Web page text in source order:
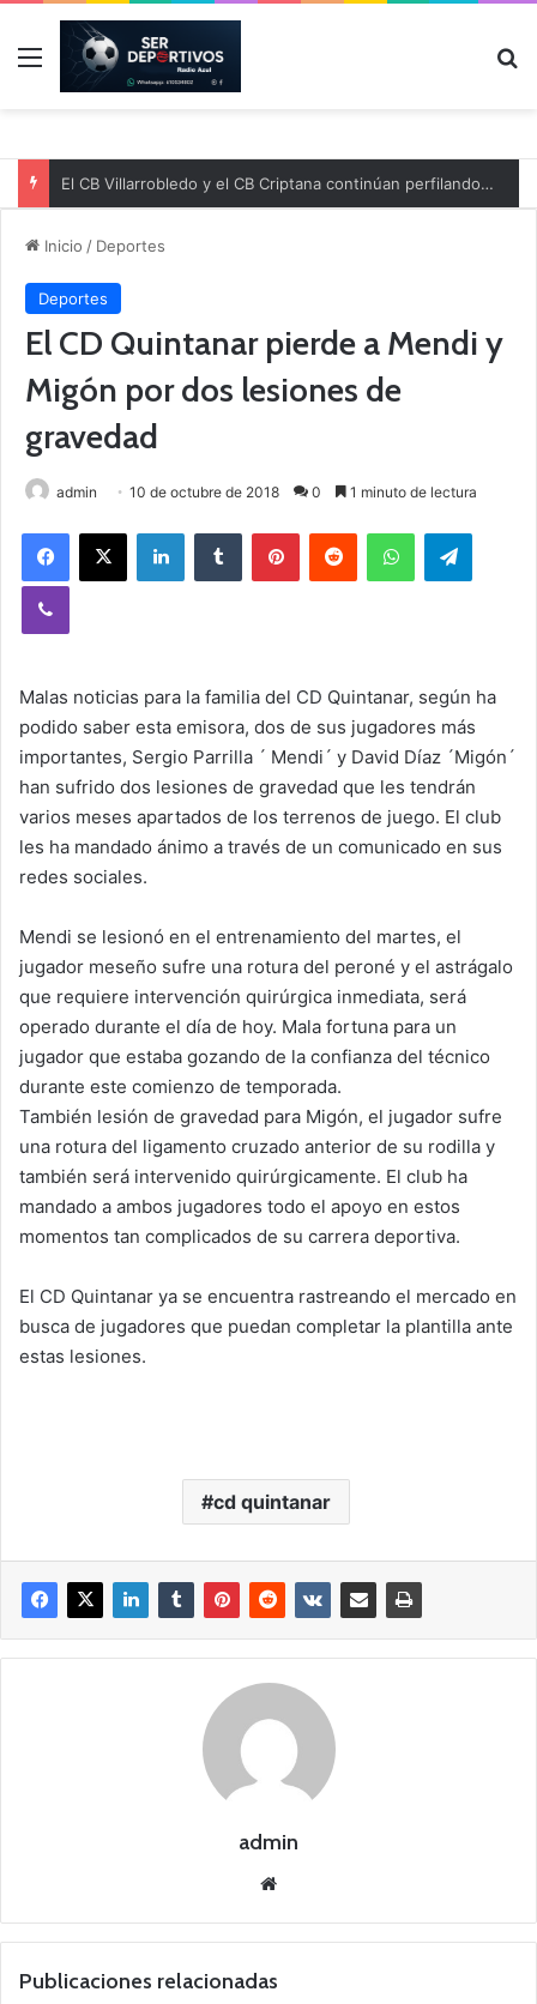
Menú
El CB Villarrobledo y el CB Criptana continúan perfilando sus plantillas
Inicio / Deportes
Deportes
El CD Quintanar pierde a Mendi y
Migón por dos lesiones de
gravedad
admin 10 de octubre de 2018 0 1 minuto de lectura
Malas noticias para la familia del CD Quintanar, según ha
podido saber esta emisora, dos de sus jugadores más
importantes, Sergio Parrilla ´ Mendi´ y David Díaz ´Migón´
han sufrido dos lesiones de gravedad que les tendrán
varios meses apartados de los terrenos de juego. El club
les ha mandado ánimo a través de un comunicado en sus
redes sociales.
Mendi se lesionó en el entrenamiento del martes, el
jugador meseño sufre una rotura del peroné y el astrágalo
que requiere intervención quirúrgica inmediata, será
operado durante el día de hoy. Mala fortuna para un
jugador que estaba gozando de la confianza del técnico
durante este comienzo de temporada.
También lesión de gravedad para Migón, el jugador sufre
una rotura del ligamento cruzado anterior de su rodilla y
también será intervenido quirúrgicamente. El club ha
mandado a ambos jugadores todo el apoyo en estos
momentos tan complicados de su carrera deportiva.
El CD Quintanar ya se encuentra rastreando el mercado en
busca de jugadores que puedan completar la plantilla ante
estas lesiones.
cd quintanar
admin
we
Publicaciones relacionadas